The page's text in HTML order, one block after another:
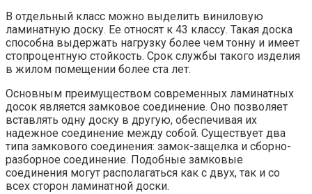
В отдельный класс можно выделить виниловую
ламинатную доску. Ее относят к 43 классу. Такая доска
способна выдержать нагрузку более чем тонну и имеет
стопроцентную стойкость. Срок службы такого изделия
в жилом помещении более ста лет.
Основным преимуществом современных ламинатных
досок является замковое соединение. Оно позволяет
вставлять одну доску в другую, обеспечивая их
надежное соединение между собой. Существует два
типа замкового соединения: замок-защелка и сборно-
разборное соединение. Подобные замковые
соединения могут располагаться как с двух, так и со
всех сторон ламинатной доски.